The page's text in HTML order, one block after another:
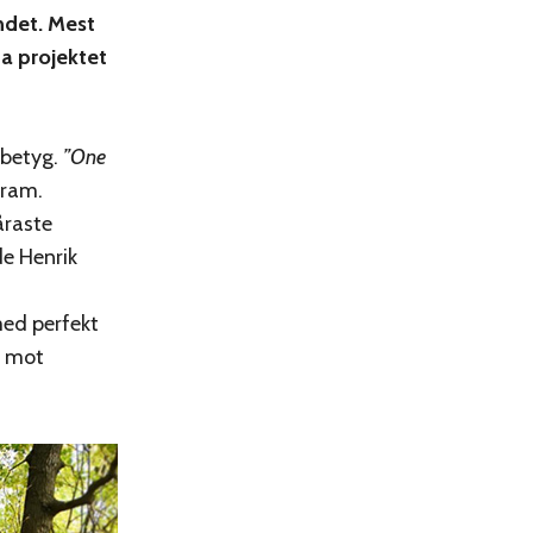
Mest
projektet
”One
Henrik
perfekt
mot